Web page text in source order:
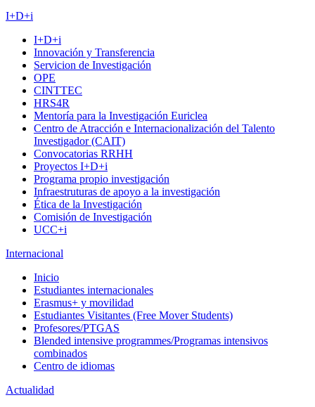
I+D+i
I+D+i
Innovación y Transferencia
Servicion de Investigación
OPE
CINTTEC
HRS4R
Mentoría para la Investigación Euriclea
Centro de Atracción e Internacionalización del Talento
Investigador (CAIT)
Convocatorias RRHH
Proyectos I+D+i
Programa propio investigación
Infraestruturas de apoyo a la investigación
Ética de la Investigación
Comisión de Investigación
UCC+i
Internacional
Inicio
Estudiantes internacionales
Erasmus+ y movilidad
Estudiantes Visitantes (Free Mover Students)
Profesores/PTGAS
Blended intensive programmes/Programas intensivos
combinados
Centro de idiomas
Actualidad